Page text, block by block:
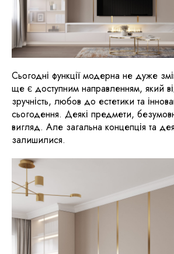
Сьогодні функції модерна не дуже
ще є доступним направленням, який
зручність, любов до естетики та
сьогодення. Деякі предмети,
вигляд. Але загальна концепція та
залишилися.